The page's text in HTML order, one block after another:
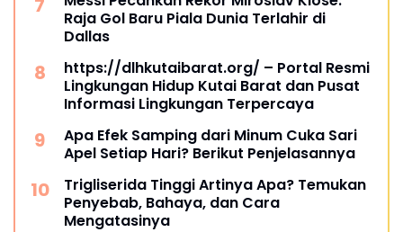
Raja Gol Baru Piala Dunia Terlahir di
Dallas
https://dlhkutaibarat.org/ – Portal Resmi
Lingkungan Hidup Kutai Barat dan Pusat
Informasi Lingkungan Terpercaya
Apa Efek Samping dari Minum Cuka Sari
Apel Setiap Hari? Berikut Penjelasannya
Trigliserida Tinggi Artinya Apa? Temukan
Penyebab, Bahaya, dan Cara
Mengatasinya